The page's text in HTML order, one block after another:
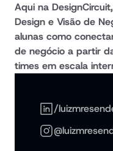
Aqui na
Design e Visão de
alunas como
de negócio a partir
times em escala
/